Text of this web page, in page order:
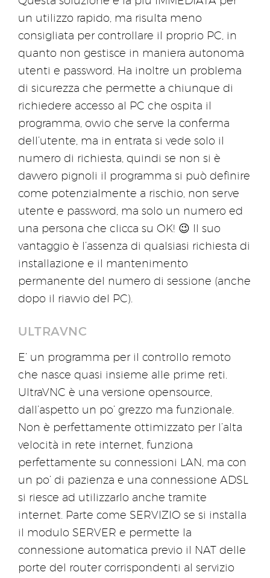
un utilizzo rapido, ma risulta meno
consigliata per controllare il proprio PC, in
quanto non gestisce in maniera autonoma
utenti e password. Ha inoltre un problema
di sicurezza che permette a chiunque di
richiedere accesso al PC che ospita il
programma, ovvio che serve la conferma
dell’utente, ma in entrata si vede solo il
numero di richiesta, quindi se non si è
davvero pignoli il programma si può definire
come potenzialmente a rischio, non serve
utente e password, ma solo un numero ed
una persona che clicca su OK! 😉 Il suo
vantaggio è l’assenza di qualsiasi richiesta di
installazione e il mantenimento
permanente del numero di sessione (anche
dopo il riavvio del PC).
ULTRAVNC
E’ un programma per il controllo remoto
che nasce quasi insieme alle prime reti.
UltraVNC è una versione opensource,
dall’aspetto un po’ grezzo ma funzionale.
Non è perfettamente ottimizzato per l’alta
velocità in rete internet, funziona
perfettamente su connessioni LAN, ma con
un po’ di pazienza e una connessione ADSL
si riesce ad utilizzarlo anche tramite
internet. Parte come SERVIZIO se si installa
il modulo SERVER e permette la
connessione automatica previo il NAT delle
porte del router corrispondenti al servizio